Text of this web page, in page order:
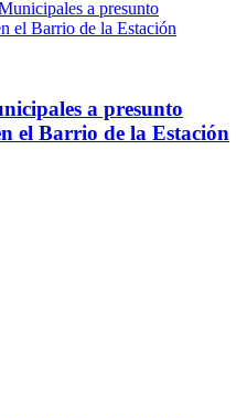
a presunto
el Barrio de la Estación